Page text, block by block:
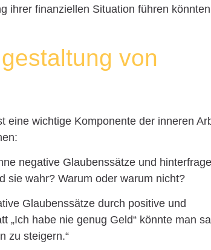
ihrer finanziellen Situation führen
von
eine wichtige Komponente der inneren
negative Glaubenssätze und
sie wahr? Warum oder warum nicht?
Glaubenssätze durch positive und
„Ich habe nie genug Geld“ könnte man
zu steigern.“